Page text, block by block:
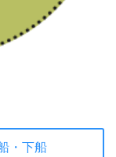
・下船